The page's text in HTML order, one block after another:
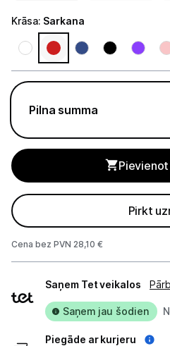
Bezvadu skaļruņi
Vinila plašu atskaņotāji
Studijas skaņas
Datortehnika
GAMING pasaule >
Audio
Krāsa: Sarkana
Pilna summa
Pirkt
Cena bez PVN 28,10 €
veidi
Saņem Tet veikalos
Saņem jau šodien
Piegāde ar kurjeru